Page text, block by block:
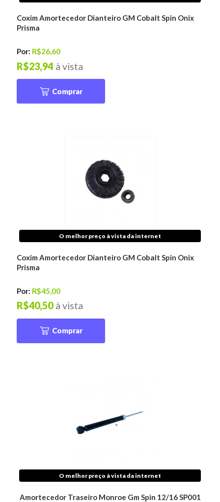
Coxim Amortecedor Dianteiro GM Cobalt Spin Onix
Prisma
Por: R$26,60
à vista
R$23,94
Comprar
O melhor preço à vista da internet
Coxim Amortecedor Dianteiro GM Cobalt Spin Onix
Prisma
Por: R$45,00
à vista
R$40,50
Comprar
O melhor preço à vista da internet
Amortecedor Traseiro Monroe Gm Spin 12/16 SP001